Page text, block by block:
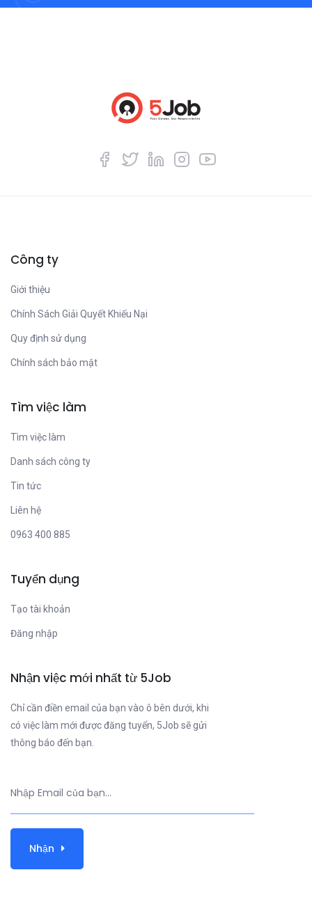
Công ty
Giới thiệu
Chính Sách Giải Quyết Khiếu Nại
Quy định sử dụng
Chính sách bảo mật
Tìm việc làm
Tìm việc làm
Danh sách công ty
Tin tức
Liên hệ
0963 400 885
Tuyển dụng
Tạo tài khoản
Đăng nhập
Nhận việc mới nhất từ 5Job
Chỉ cần điền email của bạn vào ô bên dưới, khi
có việc làm mới được đăng tuyển, 5Job sẽ gửi
thông báo đến bạn.
Nhận